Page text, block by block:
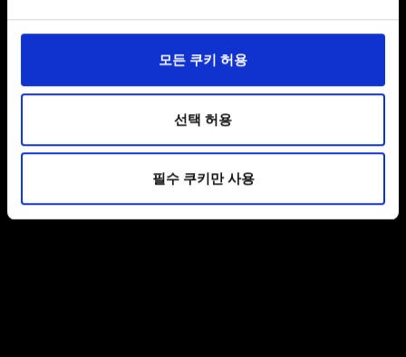
일부 쿠키는 웹 사이트를 정상적으로 이용하기 위해
관련 기술적 피드백을 제공하여 사용자의 웹사이트 이용
환경을 개선하기 위해 사용됩니다. 예를 들어, 소셜
파악하기 위해 쿠키의 일부를 저희 파트너와 공유할 수도
있습니다. 물론, 이처럼 선택적으로 쿠키를 사용할
경우에는 사용자의 동의를 구할 것입니다.
모든 쿠키 허용
선택 허용
필수 쿠키만 사용
비공식 궨트 용어집
제안
피드백을 보내고 싶습니다
I want to give feedback concerning the
Tournament Platform